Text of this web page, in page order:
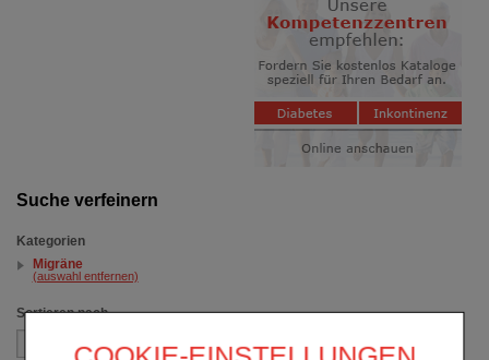
Suche verfeinern
Kategorien
Migräne
(auswahl entfernen)
Sortieren nach